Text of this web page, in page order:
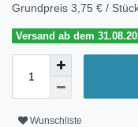
Grundpreis 3,75 € /
Versand ab dem
Wunschliste